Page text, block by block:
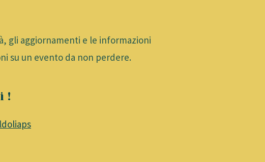
gli aggiornamenti e le informazioni
su un evento da non perdere.
!